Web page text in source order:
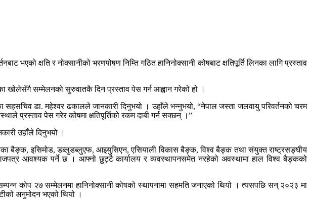
क्षति र नोक्सानीको भरणपोषण निम्ति गठित हानिनोक्सानी कोषबाट क्षतिपूर्ति लिनका लागि प्रस्ताव
खोलेसँगै सम्मेलनको सुरुवातकै दिन प्रस्ताव पेस गर्न आह्वान गरेको हो ।
सहसचिव डा. महेश्वर ढकालले जानकारी दिनुभयो । उहाँले भन्नुभयो, “नेपाल जस्ता जलवायु परिवर्तनको चरम
प्रस्ताव पेस गरेर कोषमा क्षतिपूर्तिको रकम दाबी गर्न सक्छन् ।”
उहाँले दिनुभयो ।
बैङ्क, इसिमोड, डब्लुडब्लुएफ, आइयुसिएन, एसियाली विकास बैङ्क, विश्व बैङ्क तथा संयुक्त राष्ट्रसङ्घीय
आवश्यक पर्ने छ । आफ्नो छुट्टै कार्यालय र व्यवस्थापनसमेत नरहेको अवस्थामा हाल विश्व बैङ्कको
कोप २७ सम्मेलनमा हानिनोक्सानी कोषको स्थापनामा सहमति जनाएको थियो । त्यसपछि सन् २०२३ मा
अनुमोदन भएको थियो ।